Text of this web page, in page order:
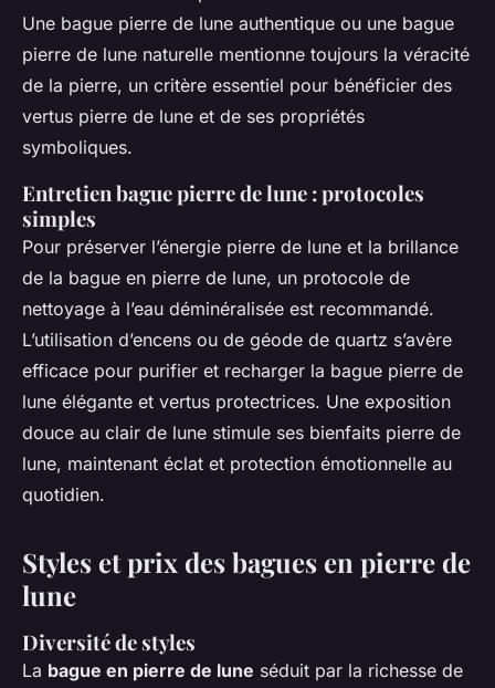
Une bague pierre de lune authentique ou une bague
pierre de lune naturelle mentionne toujours la véracité
de la pierre, un critère essentiel pour bénéficier des
vertus pierre de lune et de ses propriétés
symboliques.
Entretien bague pierre de lune : protocoles
simples
Pour préserver l’énergie pierre de lune et la brillance
de la bague en pierre de lune, un protocole de
nettoyage à l’eau déminéralisée est recommandé.
L’utilisation d’encens ou de géode de quartz s’avère
efficace pour purifier et recharger la bague pierre de
lune élégante et vertus protectrices. Une exposition
douce au clair de lune stimule ses bienfaits pierre de
lune, maintenant éclat et protection émotionnelle au
quotidien.
Styles et prix des bagues en pierre de
lune
Diversité de styles
La bague en pierre de lune séduit par la richesse de